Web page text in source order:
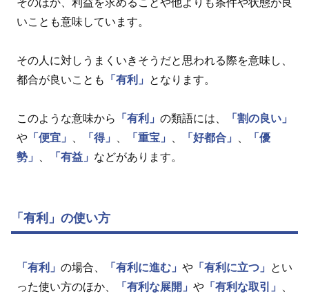
そのほか、利益を求めることや他よりも条件や状態が良
いことも意味しています。
その人に対しうまくいきそうだと思われる際を意味し、
都合が良いことも
「有利」 となります。
このような意味から 「有利」 の類語には、
「割の良い」
や 「便宜」 「得」 「重宝」 「好都合」
「優
勢」
「有益」 などがあります。
「有利」の使い方
「有利」 の場合、 「有利に進む」 や 「有利に立つ」
とい
った使い方のほか、
「有利な展開」 や 「有利な取引」